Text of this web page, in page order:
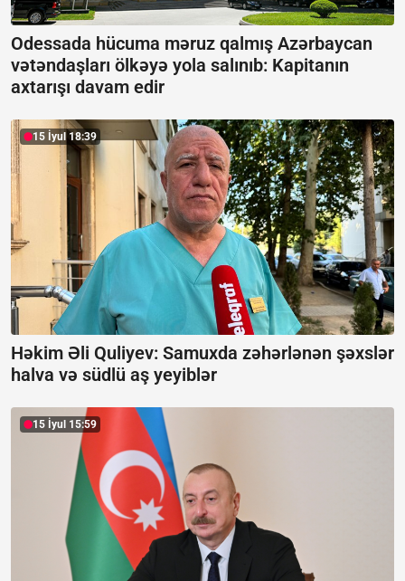
Odessada hücuma məruz qalmış Azərbaycan
vətəndaşları ölkəyə yola salınıb: Kapitanın
axtarışı davam edir
15 İyul 18:39
Həkim Əli Quliyev: Samuxda zəhərlənən şəxslər
halva və südlü aş yeyiblər
15 İyul 15:59